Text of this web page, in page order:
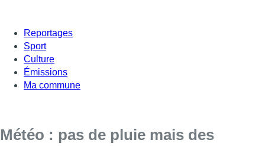
Reportages
Sport
Culture
Émissions
Ma commune
Météo : pas de pluie mais des